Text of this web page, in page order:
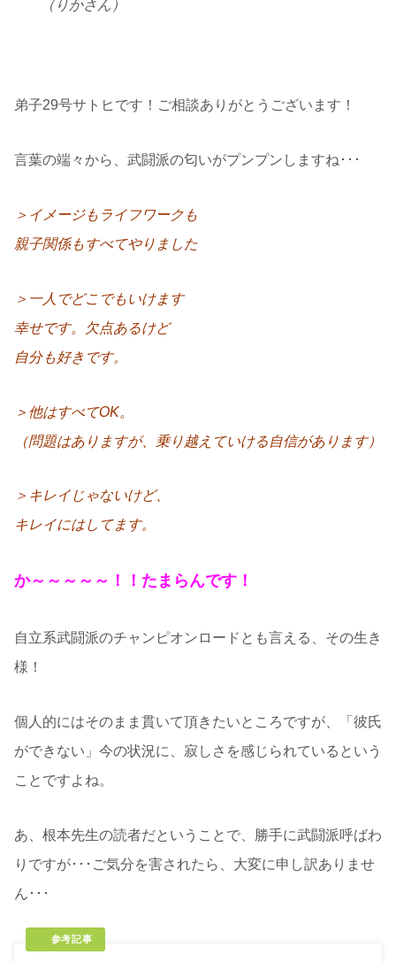
（りかさん）
弟子29号サトヒです！ご相談ありがとうございます！
言葉の端々から、武闘派の匂いがプンプンしますね･･･
＞イメージもライフワークも
親子関係もすべてやりました
＞一人でどこでもいけます
幸せです。欠点あるけど
自分も好きです。
＞他はすべてOK。
（問題はありますが、乗り越えていける自信があります）
＞キレイじゃないけど、
キレイにはしてます。
か～～～～～！！たまらんです！
自立系武闘派のチャンピオンロードとも言える、その生き
様！
個人的にはそのまま貫いて頂きたいところですが、「彼氏
ができない」今の状況に、寂しさを感じられているという
ことですよね。
あ、根本先生の読者だということで、勝手に武闘派呼ばわ
りですが･･･ご気分を害されたら、大変に申し訳ありませ
ん･･･